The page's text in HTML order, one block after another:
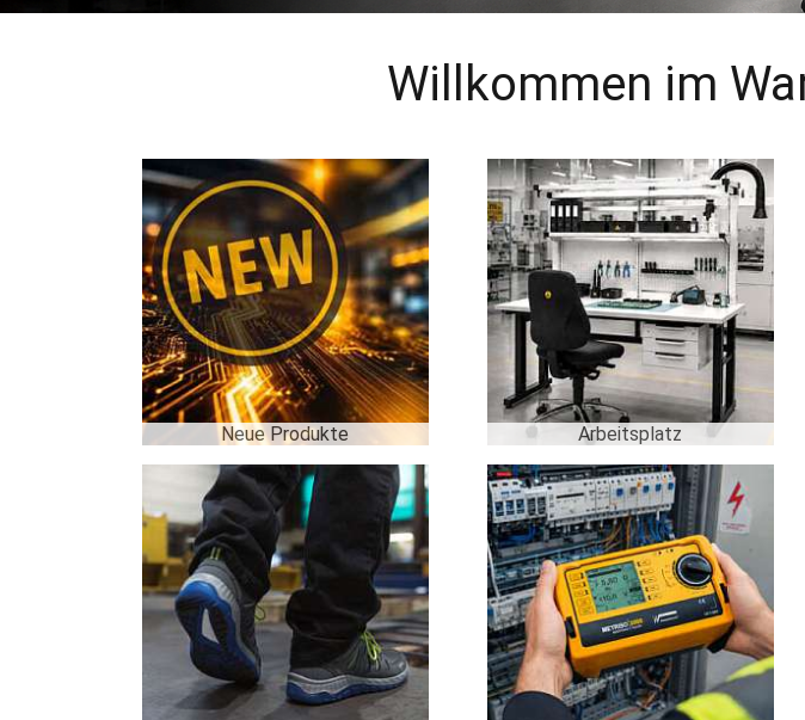
Willkommen im
Neue Produkte Arbeitsplatz